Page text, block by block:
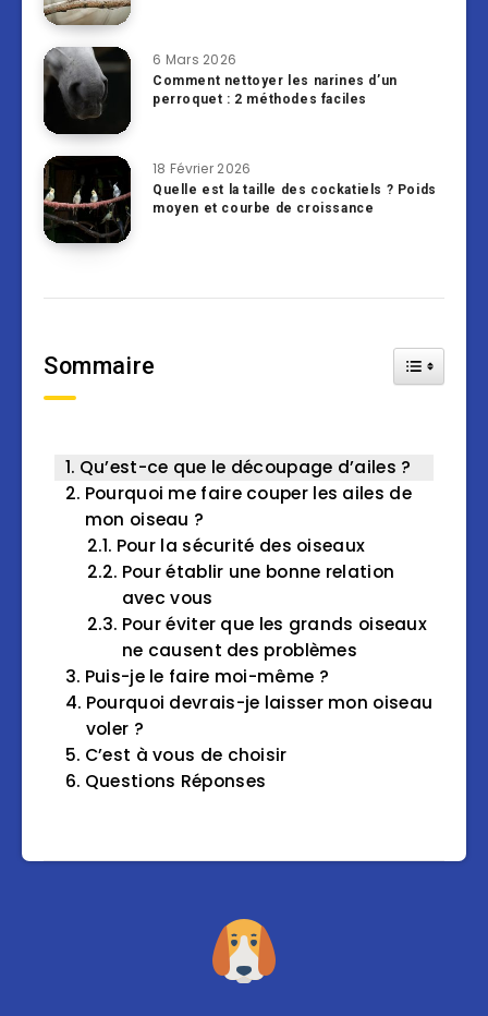
6 Mars 2026
Comment nettoyer les narines d’un
perroquet : 2 méthodes faciles
18 Février 2026
Quelle est la taille des cockatiels ? Poids
moyen et courbe de croissance
Sommaire Toggle
Qu’est-ce que le découpage d’ailes ?
Pourquoi me faire couper les ailes de
mon oiseau ?
Pour la sécurité des oiseaux
Pour établir une bonne relation
avec vous
Pour éviter que les grands oiseaux
ne causent des problèmes
Puis-je le faire moi-même ?
Pourquoi devrais-je laisser mon oiseau
voler ?
C’est à vous de choisir
Questions Réponses